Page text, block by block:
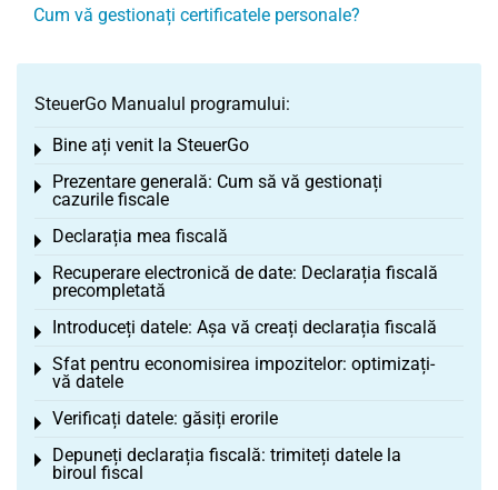
Cum vă gestionați certificatele personale?
SteuerGo Manualul programului:
Bine ați venit la SteuerGo
Toggle menu
Prezentare generală: Cum să vă gestionați
cazurile fiscale
Toggle menu
Declarația mea fiscală
Toggle menu
Recuperare electronică de date: Declarația fiscală
precompletată
Toggle menu
Introduceți datele: Așa vă creați declarația fiscală
Toggle menu
Sfat pentru economisirea impozitelor: optimizați-
vă datele
Toggle menu
Verificați datele: găsiți erorile
Toggle menu
Depuneți declarația fiscală: trimiteți datele la
biroul fiscal
Toggle menu